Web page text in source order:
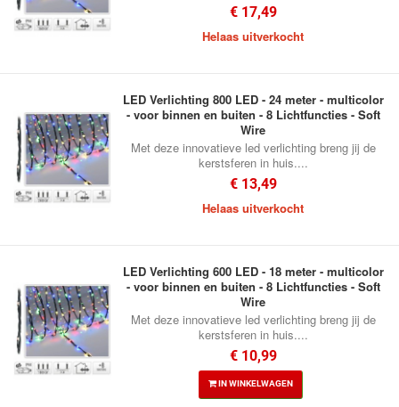
€ 17,49
Helaas uitverkocht
LED Verlichting 800 LED - 24 meter - multicolor
- voor binnen en buiten - 8 Lichtfuncties - Soft
Wire
Met deze innovatieve led verlichting breng jij de
kerstsferen in huis....
€ 13,49
Helaas uitverkocht
LED Verlichting 600 LED - 18 meter - multicolor
- voor binnen en buiten - 8 Lichtfuncties - Soft
Wire
Met deze innovatieve led verlichting breng jij de
kerstsferen in huis....
€ 10,99
IN WINKELWAGEN